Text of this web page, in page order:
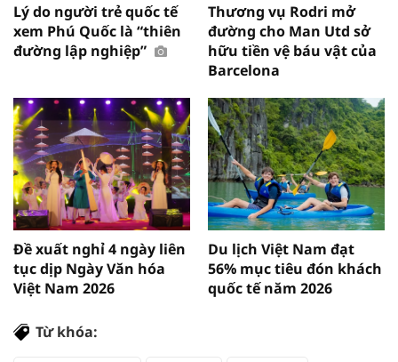
Lý do người trẻ quốc tế
xem Phú Quốc là “thiên
đường lập nghiệp”
Thương vụ Rodri mở
đường cho Man Utd sở
hữu tiền vệ báu vật của
Barcelona
Đề xuất nghỉ 4 ngày liên
tục dịp Ngày Văn hóa
Việt Nam 2026
Du lịch Việt Nam đạt
56% mục tiêu đón khách
quốc tế năm 2026
Từ khóa: